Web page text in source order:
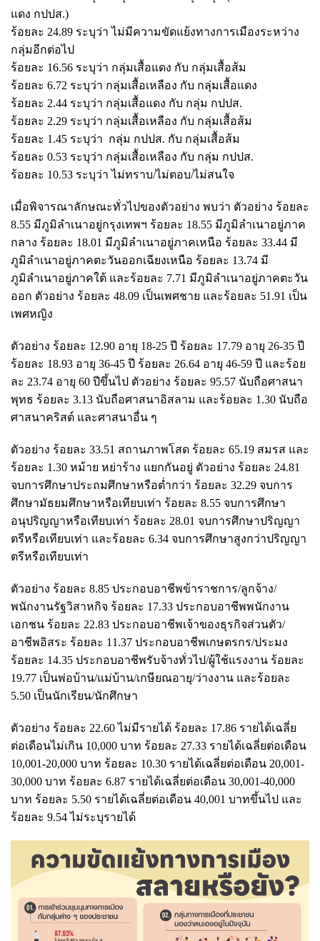
แดง กปปส.)
ร้อยละ 24.89 ระบุว่า ไม่มีความขัดแย้งทางการเมืองระหว่าง
กลุ่มอีกต่อไป
ร้อยละ 16.56 ระบุว่า กลุ่มเสื้อแดง กับ กลุ่มเสื้อส้ม
ร้อยละ 6.72 ระบุว่า กลุ่มเสื้อเหลือง กับ กลุ่มเสื้อแดง
ร้อยละ 2.44 ระบุว่า กลุ่มเสื้อแดง กับ กลุ่ม กปปส.
ร้อยละ 2.29 ระบุว่า กลุ่มเสื้อเหลือง กับ กลุ่มเสื้อส้ม
ร้อยละ 1.45 ระบุว่า กลุ่ม กปปส. กับ กลุ่มเสื้อส้ม
ร้อยละ 0.53 ระบุว่า กลุ่มเสื้อเหลือง กับ กลุ่ม กปปส.
ร้อยละ 10.53 ระบุว่า ไม่ทราบ/ไม่ตอบ/ไม่สนใจ
เมื่อพิจารณาลักษณะทั่วไปของตัวอย่าง พบว่า ตัวอย่าง ร้อยละ
8.55 มีภูมิลำเนาอยู่กรุงเทพฯ ร้อยละ 18.55 มีภูมิลำเนาอยู่ภาค
กลาง ร้อยละ 18.01 มีภูมิลำเนาอยู่ภาคเหนือ ร้อยละ 33.44 มี
ภูมิลำเนาอยู่ภาคตะวันออกเฉียงเหนือ ร้อยละ 13.74 มี
ภูมิลำเนาอยู่ภาคใต้ และร้อยละ 7.71 มีภูมิลำเนาอยู่ภาคตะวัน
ออก ตัวอย่าง ร้อยละ 48.09 เป็นเพศชาย และร้อยละ 51.91 เป็น
เพศหญิง
ตัวอย่าง ร้อยละ 12.90 อายุ 18-25 ปี ร้อยละ 17.79 อายุ 26-35 ปี
ร้อยละ 18.93 อายุ 36-45 ปี ร้อยละ 26.64 อายุ 46-59 ปี และร้อย
ละ 23.74 อายุ 60 ปีขึ้นไป ตัวอย่าง ร้อยละ 95.57 นับถือศาสนา
พุทธ ร้อยละ 3.13 นับถือศาสนาอิสลาม และร้อยละ 1.30 นับถือ
ศาสนาคริสต์ และศาสนาอื่น ๆ
ตัวอย่าง ร้อยละ 33.51 สถานภาพโสด ร้อยละ 65.19 สมรส และ
ร้อยละ 1.30 หม้าย หย่าร้าง แยกกันอยู่ ตัวอย่าง ร้อยละ 24.81
จบการศึกษาประถมศึกษาหรือต่ำกว่า ร้อยละ 32.29 จบการ
ศึกษามัธยมศึกษาหรือเทียบเท่า ร้อยละ 8.55 จบการศึกษา
อนุปริญญาหรือเทียบเท่า ร้อยละ 28.01 จบการศึกษาปริญญา
ตรีหรือเทียบเท่า และร้อยละ 6.34 จบการศึกษาสูงกว่าปริญญา
ตรีหรือเทียบเท่า
ตัวอย่าง ร้อยละ 8.85 ประกอบอาชีพข้าราชการ/ลูกจ้าง/
พนักงานรัฐวิสาหกิจ ร้อยละ 17.33 ประกอบอาชีพพนักงาน
เอกชน ร้อยละ 22.83 ประกอบอาชีพเจ้าของธุรกิจส่วนตัว/
อาชีพอิสระ ร้อยละ 11.37 ประกอบอาชีพเกษตรกร/ประมง
ร้อยละ 14.35 ประกอบอาชีพรับจ้างทั่วไป/ผู้ใช้แรงงาน ร้อยละ
19.77 เป็นพ่อบ้าน/แม่บ้าน/เกษียณอายุ/ว่างงาน และร้อยละ
5.50 เป็นนักเรียน/นักศึกษา
ตัวอย่าง ร้อยละ 22.60 ไม่มีรายได้ ร้อยละ 17.86 รายได้เฉลี่ย
ต่อเดือนไม่เกิน 10,000 บาท ร้อยละ 27.33 รายได้เฉลี่ยต่อเดือน
10,001-20,000 บาท ร้อยละ 10.30 รายได้เฉลี่ยต่อเดือน 20,001-
30,000 บาท ร้อยละ 6.87 รายได้เฉลี่ยต่อเดือน 30,001-40,000
บาท ร้อยละ 5.50 รายได้เฉลี่ยต่อเดือน 40,001 บาทขึ้นไป และ
ร้อยละ 9.54 ไม่ระบุรายได้